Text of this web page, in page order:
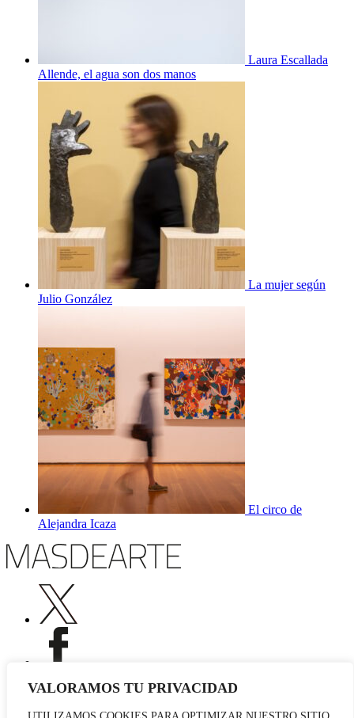
VALORAMOS TU PRIVACIDAD
Laura Escallada
Allende, el agua son dos manos
La mujer según
Julio González
El circo de
Alejandra Icaza